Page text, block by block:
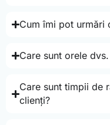
Cum îmi pot urmări
Care sunt orele
Care sunt timpii de
clienți?